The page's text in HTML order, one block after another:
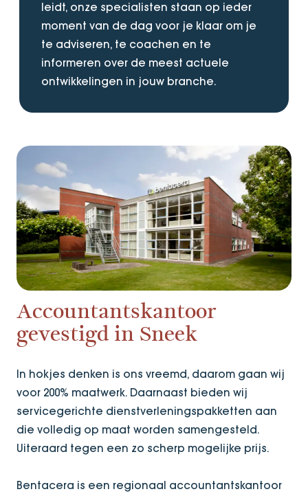
leidt, onze specialisten staan op ieder
moment van de dag voor je klaar om je
te adviseren, te coachen en te
informeren over de meest actuele
ontwikkelingen in jouw branche.
Accountantskantoor
gevestigd in Sneek
In hokjes denken is ons vreemd, daarom gaan wij
voor 200% maatwerk. Daarnaast bieden wij
servicegerichte dienstverleningspakketten aan
die volledig op maat worden samengesteld.
Uiteraard tegen een zo scherp mogelijke prijs.
Bentacera is een regionaal accountantskantoor